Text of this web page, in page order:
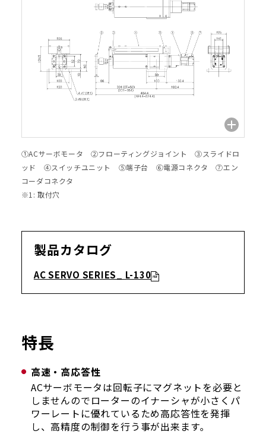
①ACサーボモータ ②フローティングジョイント ③スライドロ
ッド ④スイッチユニット ⑤端子台 ⑥電源コネクタ ⑦エン
コーダコネクタ
※1: 取付穴
製品カタログ
AC SERVO SERIES_ L-130
特長
高速・高応答性
ACサーボモータは回転子にマグネットを必要と
しませんのでローターのイナーシャが小さくパ
ワーレートに優れているため高応答性を発揮
し、高精度の制御を行う事が出来ます｡